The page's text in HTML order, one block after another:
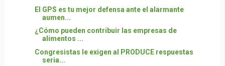
El GPS es tu mejor defensa ante el alarmante
aumen...
¿Cómo pueden contribuir las empresas de
alimentos ...
Congresistas le exigen al PRODUCE respuestas
seria...